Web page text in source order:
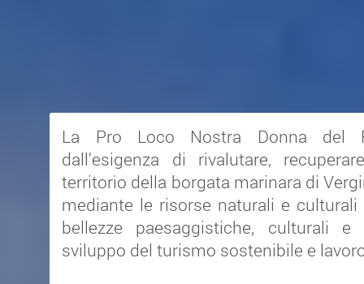
La Pro Loco Nostra Donna del
dall'esigenza di rivalutare,
territorio della borgata marinara di
mediante le risorse naturali e
bellezze paesaggistiche, culturali
sviluppo del turismo sostenibile e